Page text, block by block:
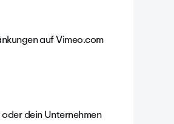
auf Vimeo.com
dein Unternehmen